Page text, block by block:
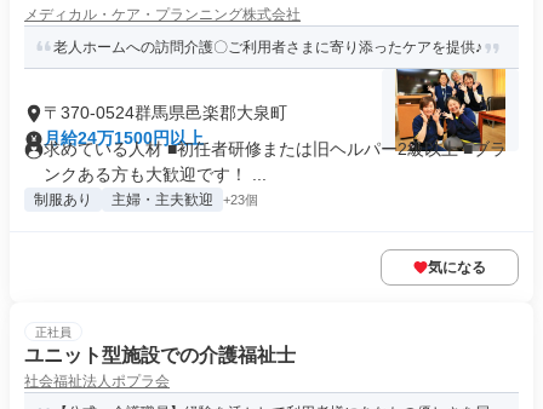
メディカル・ケア・プランニング株式会社
老人ホームへの訪問介護〇ご利用者さまに寄り添ったケアを提供♪
〒370-0524群馬県邑楽郡大泉町
月給24万1500円以上
求めている人材 ■初任者研修または旧ヘルパー2級以上 ■ブラ
ンクある方も大歓迎です！ ...
制服あり 主婦・主夫歓迎 +23個
気になる
正社員
ユニット型施設での介護福祉士
社会福祉法人ポプラ会